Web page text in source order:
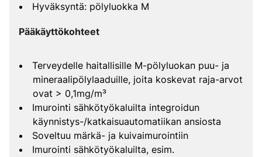
Hyväksyntä: pölyluokka M
Pääkäyttökohteet
Terveydelle haitallisille M-pölyluokan puu- ja
mineraalipölylaaduille, joita koskevat raja-arvot
ovat > 0,1mg/m³
Imurointi sähkötyökaluilta integroidun
käynnistys-/katkaisuautomatiikan ansiosta
Soveltuu märkä- ja kuivaimurointiin
Imurointi sähkötyökaluilta, esim.